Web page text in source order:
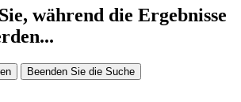
während die Ergebnisse
Beenden Sie die Suche